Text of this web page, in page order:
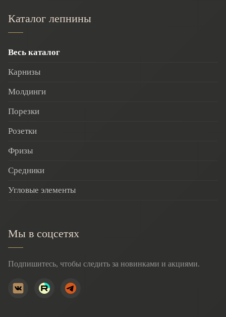
Каталог лепнины
Весь каталог
Карнизы
Молдинги
Порезки
Розетки
Фризы
Средники
Угловые элементы
Мы в соцсетях
Подпишитесь, чтобы следить за новинками и акциями.